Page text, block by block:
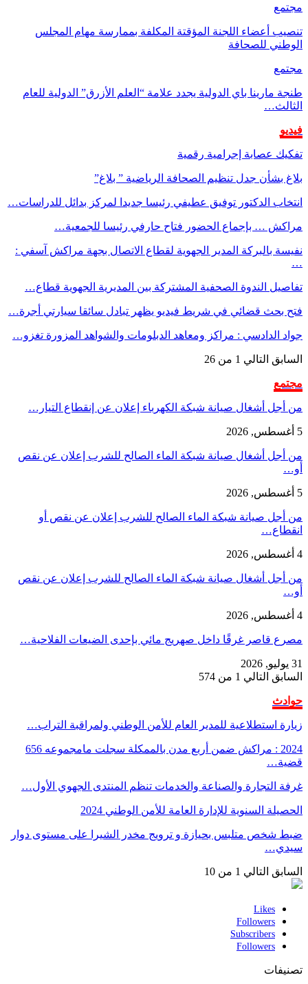
مجتمع
تنصيب أعضاء اللجنة المؤقتة المكلفة بممارسة مهام المجلس
الوطني للصحافة
مجتمع
طنجة مارينا باي الدولية يجدد علامة “العلم الأزرق” الدولية للعام
الثالث…
فيديو
تفكيك عصابة إجرامية رقمية
بلاغ بشأن جدل تنظيم الصحافة الرياضية ” بلاغ”
انتخاب الدكتور توفيق عطيفي رئيسا جديدا لمركز بدائل للدراسات…
مراكش … بإجماع الحضور فتاح حارفي رئيسا للجمعية…
نفيسة بالبركة المدير الجهوية لقطاع الاتصال بجهة مراكش آسفي :
…
تفاصيل الندوة الصحفية المشتركة بين المديرية الجهوية قطاع…
فتح بحث قضائي في شريط فيديو يظهر تبادل سائقا سيارتي أجرة…
جواد الدادسي : مراكز ومعاهد الدبلومات والشواهد المزورة تغزو…
السابق التالي 1 من 26
مجتمع
من أجل أشغال صيانة شبكة الكهرباء إعلان عن إنقطاع التيار…
5 أغسطس, 2026
من أجل أشغال صيانة شبكة الماء الصالح للشرب إعلان عن نقص
أو…
5 أغسطس, 2026
من أجل صيانة شبكة الماء الصالح للشرب إعلان عن نقص أو
انقطاع…
4 أغسطس, 2026
من أجل أشغال صيانة شبكة الماء الصالح للشرب إعلان عن نقص
أو…
4 أغسطس, 2026
مصرع قاصر غرقًا داخل صهريج مائي بإحدى الضيعات الفلاحية…
31 يوليو, 2026
السابق التالي 1 من 574
حوادث
زيارة استطلاعية للمدير العام للأمن الوطني ولمراقبة التراب…
2024 : مراكش ضمن أربع مدن بالممكلة سجلت مامجموعه 656
قضية…
غرفة التجارة والصناعة والخدمات تنظم المنتدى الجهوي الأول…
الحصيلة السنوية للإدارة العامة للأمن الوطني 2024
ضبط شخص متلبس بحيازة و ترويج مخدر الشيرا على مستوى دوار
سيدي…
السابق التالي 1 من 10
Likes
Followers
Subscribers
Followers
تصنيفات